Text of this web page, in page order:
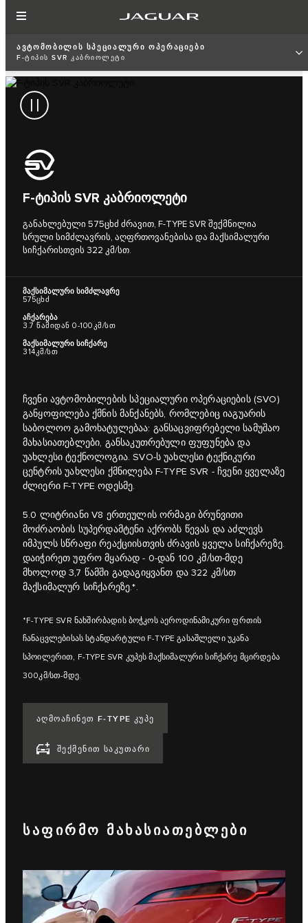
ᲐᲕᲢᲝᲛᲝᲑᲘᲚᲘᲡ ᲡᲞᲔᲪᲘᲐᲚᲣᲠᲘ ᲝᲞᲔᲠᲐᲪᲘᲔᲑᲘ
F‑ᲢᲘᲞᲘᲡ SVR ᲙᲐᲑᲠᲘᲝᲚᲔᲢᲘ
F‑ᲢᲘᲞᲘᲡ SVR ᲙᲐᲑᲠᲘᲝᲚᲔᲢᲘ
განახლებული 575ცხძ ძრავით, F‑TYPE SVR შექმნილია
სრული სიმძლავრის, აღფრთოვანებისა და მაქსიმალური
სიჩქარისთვის 322 კმ/სთ.
მაქსიმალური სიმძლავრე
575ცხძ
აჩქარება
3.7 წამიდან 0-100კმ/სთ
მაქსიმალური სიჩქარე
314კმ/სთ
ჩვენი ავტომობილების სპეციალური ოპერაციების (SVO)
განყოფილება ქმნის მანქანებს, რომლებიც იაგუარის
საბოლოო გამოხატულებაა: განსაცვიფრებელი სამუშაო
მახასიათებლები, განსაკუთრებული ფუფუნება და
უახლესი ტექნოლოგია. SVO-ს უახლესი ტექნიკური
ცენტრის უახლესი ქმნილება F‑TYPE SVR - ჩვენი ყველაზე
ძლიერი F‑TYPE ოდესმე.
5.0 ლიტრიანი V8 ერთეულის ორმაგი ბრუნვითი
მოძრაობის სუპერდამტენი აქრობს წევას და აძლევს
იმპულს სწრაფი რეაქციისთვის ძრავის ყველა სიჩქარეზე.
დაიჭირეთ უფრო მყარად - 0-დან 100 კმ/სთ-მდე
მხოლოდ 3,7 წამში გადაგიყვანთ და 322 კმ/სთ
მაქსიმალურ სიჩქარეზე.*.
*F‑TYPE SVR ნახშირბადის ბოჭკოს აეროდინამიკური ფრთის
ჩანაცვლებისას სტანდარტული F‑TYPE გასაშლელი უკანა
სპოილერით, F‑TYPE SVR კუპეს მაქსიმალური სიჩქარე მცირდება
300კმ/სთ-მდე.
ᲐᲦᲛᲝᲐᲩᲘᲜᲔᲗ F‑TYPE ᲙᲣᲞᲔ
ᲨᲔᲥᲛᲔᲜᲘᲗ ᲡᲐᲙᲣᲗᲐᲠᲘ
ᲡᲐᲤᲘᲠᲛᲝ ᲛᲐᲮᲐᲡᲘᲐᲗᲔᲑᲚᲔᲑᲘ